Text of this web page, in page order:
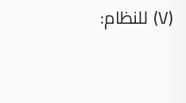
(V) للنظام: